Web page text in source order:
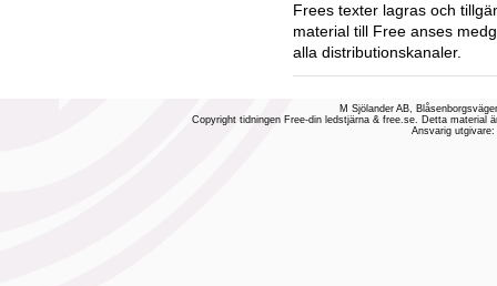
Frees texter lagras och
material till Free anses
alla distributionskanaler.
M Sjölander AB,
Copyright tidningen Free-din ledstjärna & free.se. Detta material
Ansvarig